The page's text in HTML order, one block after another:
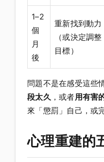
1–2
個
月
後
重新找到動力
（或決定調整
目標）
問題不是在感受這些
段太久 ，或者用有害
來「懲罰」自己，或
心理重建的